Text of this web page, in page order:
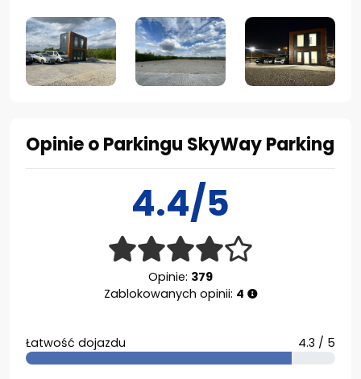
Opinie o Parkingu SkyWay Parking
4.4/5
Opinie: 379
Zablokowanych opinii: 4
Łatwość dojazdu 4.3 / 5